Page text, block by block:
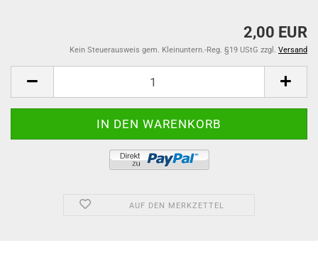
2,00 EUR
Kein Steuerausweis gem. Kleinuntern.-Reg. §19 UStG zzgl. Versand
AUF DEN MERKZETTEL